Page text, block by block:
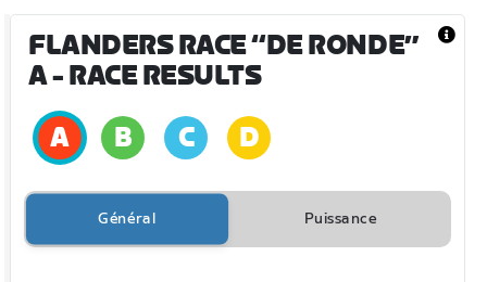
FLANDERS RACE “DE RONDE”
A- RACE RESULTS
Général Puissance